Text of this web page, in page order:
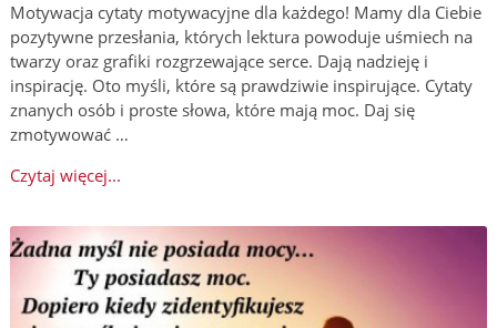
Motywacja cytaty motywacyjne dla każdego! Mamy dla Ciebie
pozytywne przesłania, których lektura powoduje uśmiech na
twarzy oraz grafiki rozgrzewające serce. Dają nadzieję i
inspirację. Oto myśli, które są prawdziwie inspirujące. Cytaty
znanych osób i proste słowa, które mają moc. Daj się
zmotywować …
Czytaj więcej...